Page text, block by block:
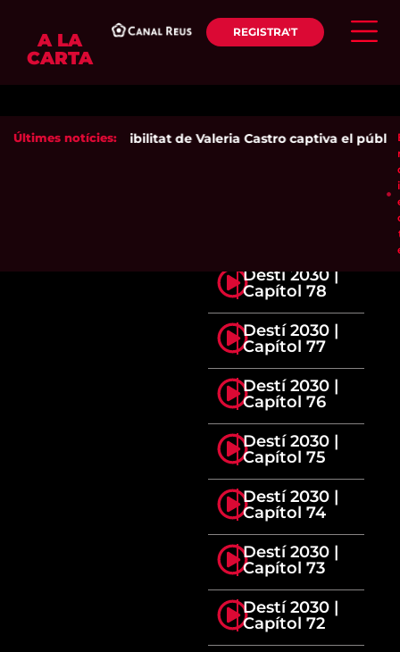
A LA
CARTA
REGISTRA'T
Últimes notícies:La sensibilitat de Valeria Castro captiva el públic
Destí 2030 |
Capítol 78
Destí 2030 |
Capítol 77
Destí 2030 |
Capítol 76
Destí 2030 |
Capítol 75
Destí 2030 |
Capítol 74
Destí 2030 |
Capítol 73
Destí 2030 |
Capítol 72